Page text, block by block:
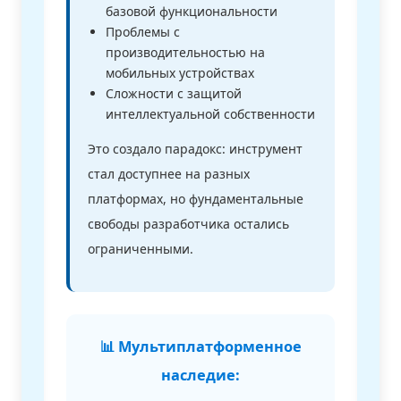
базовой функциональности
Проблемы с
производительностью на
мобильных устройствах
Сложности с защитой
интеллектуальной собственности
Это создало парадокс: инструмент
стал доступнее на разных
платформах, но фундаментальные
свободы разработчика остались
ограниченными.
📊 Мультиплатформенное
наследие: